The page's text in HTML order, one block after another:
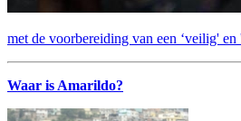
met de voorbereiding van een ‘veilig'
Waar is Amarildo?